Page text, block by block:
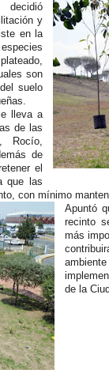
y
en la
son
suelo
lleva a
de las
Rocío,
de
el
que las
con mínimo
Apuntó
recinto
más
de la